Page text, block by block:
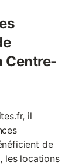
Centre-
il
de
les locations